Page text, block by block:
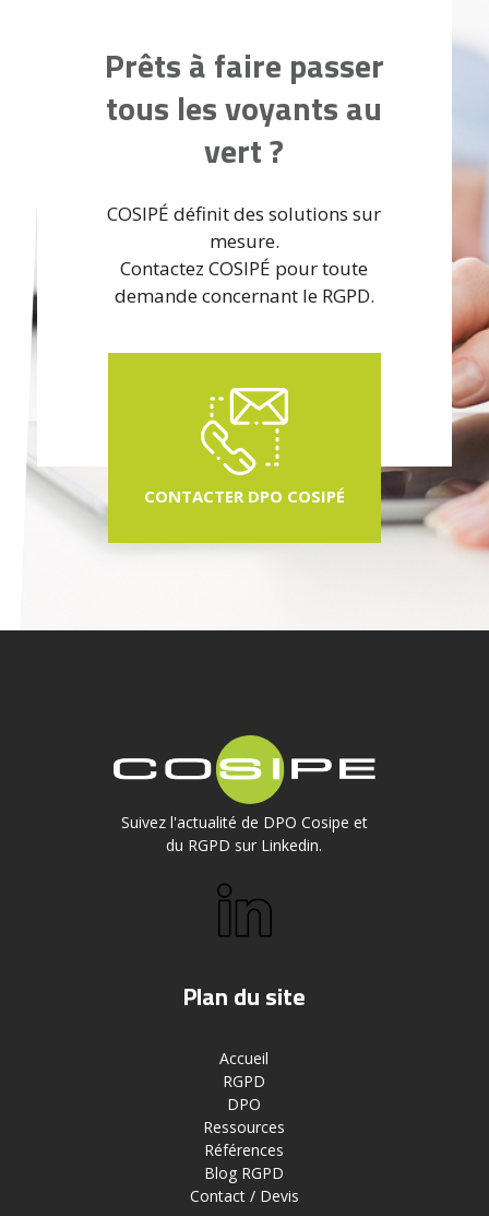
Prêts à faire passer
tous les voyants au
vert ?
COSIPÉ définit des solutions sur
mesure.
Contactez COSIPÉ pour toute
demande concernant le RGPD.
CONTACTER DPO COSIPÉ
Suivez l'actualité de DPO Cosipe et
du RGPD sur Linkedin.
Plan du site
Accueil
RGPD
DPO
Ressources
Références
Blog RGPD
Contact / Devis